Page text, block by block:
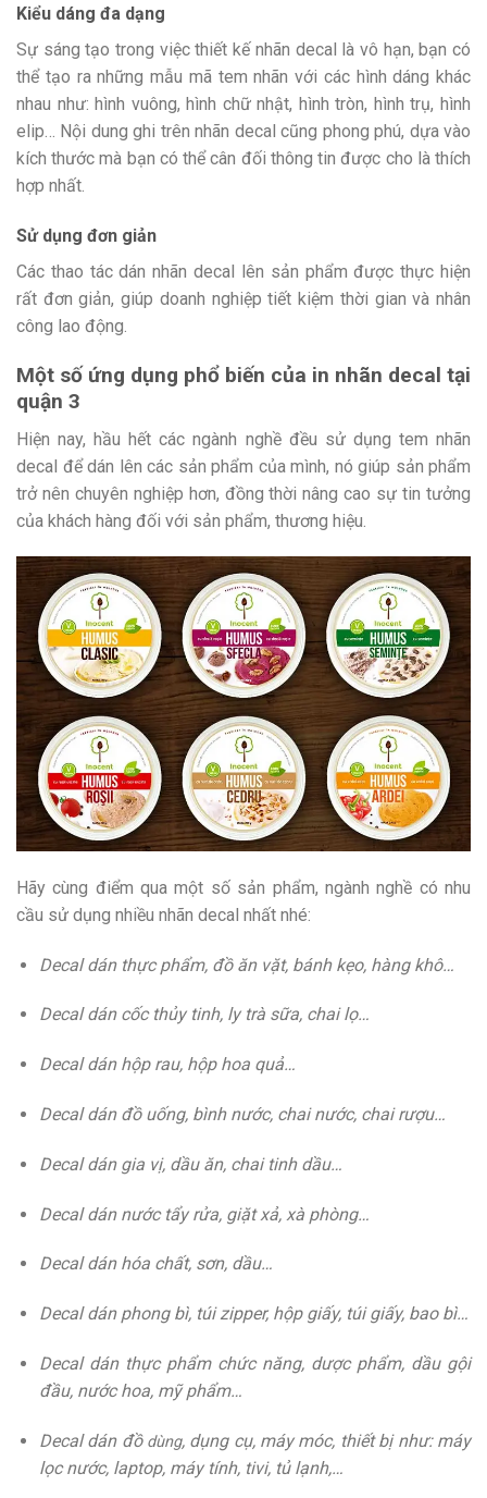
Kiểu dáng đa dạng
Sự sáng tạo trong việc thiết kế nhãn decal là vô hạn, bạn có
thể tạo ra những mẫu mã tem nhãn với các hình dáng khác
nhau như: hình vuông, hình chữ nhật, hình tròn, hình trụ, hình
elip… Nội dung ghi trên nhãn decal cũng phong phú, dựa vào
kích thước mà bạn có thể cân đối thông tin được cho là thích
hợp nhất.
Sử dụng đơn giản
Các thao tác dán nhãn decal lên sản phẩm được thực hiện
rất đơn giản, giúp doanh nghiệp tiết kiệm thời gian và nhân
công lao động.
Một số ứng dụng phổ biến của in nhãn decal tại
quận 3
Hiện nay, hầu hết các ngành nghề đều sử dụng tem nhãn
decal để dán lên các sản phẩm của mình, nó giúp sản phẩm
trở nên chuyên nghiệp hơn, đồng thời nâng cao sự tin tưởng
của khách hàng đối với sản phẩm, thương hiệu.
Hãy cùng điểm qua một số sản phẩm, ngành nghề có nhu
cầu sử dụng nhiều nhãn decal nhất nhé:
Decal dán thực phẩm, đồ ăn vặt, bánh kẹo, hàng khô…
Decal dán cốc thủy tinh, ly trà sữa, chai lọ…
Decal dán hộp rau, hộp hoa quả…
Decal dán đồ uống, bình nước, chai nước, chai rượu…
Decal dán gia vị, dầu ăn, chai tinh dầu…
Decal dán nước tẩy rửa, giặt xả, xà phòng…
Decal dán hóa chất, sơn, dầu…
Decal dán phong bì, túi zipper, hộp giấy, túi giấy, bao bì…
Decal dán thực phẩm chức năng, dược phẩm, dầu gội
đầu, nước hoa, mỹ phẩm…
Decal dán đồ dùng, dụng cụ, máy móc, thiết bị như: máy
lọc nước, laptop, máy tính, tivi, tủ lạnh,…